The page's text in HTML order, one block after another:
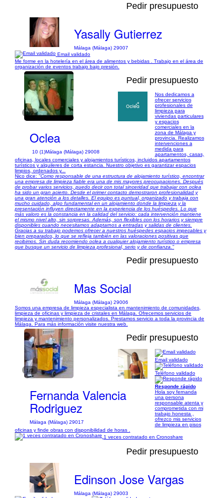
Pedir presupuesto
Yasally Gutierrez
Málaga (Málaga) 29007
Email validado
Me forme en la hotelería en el área de alimentos y bebidas . Trabajo en el área de
organización de eventos trabajo bajo presión.
1/9
Pedir presupuesto
Oclea
10 (1)Málaga (Málaga) 29008
Nos dedicamos a
ofrecer servicios
profesionales de
limpieza para
viviendas particulares
y espacios
comerciales en la
zona de Málaga y
provincia. Realizamos
intervenciones a
medida para
apartamentos, casas,
oficinas, locales comerciales y alojamientos turísticos, incluidos apartamentos
turísticos y alquileres de corta estancia. Nuestro objetivo es garantizar espacios
limpios, ordenados y...
Nico dice: "Como responsable de una estructura de alojamiento turístico, encontrar
una empresa de limpieza fiable era una de mis mayores preocupaciones. Después
de probar varios servicios, puedo decir con total sinceridad que trabajar con oclea
ha sido un gran acierto. Desde el primer contacto demostraron profesionalidad y
una gran atención a los detalles. El equipo es puntual, organizado y trabaja con
mucho cuidado, algo fundamental en un alojamiento donde la limpieza y la
presentación influyen directamente en la experiencia de los huéspedes. Lo que
más valoro es la constancia en la calidad del servicio: cada intervención mantiene
el mismo nivel alto, sin sorpresas. Además, son flexibles con los horarios y siempre
disponibles cuando necesitamos adaptarnos a entradas y salidas de clientes.
Gracias a su trabajo podemos ofrecer a nuestros huéspedes espacios impecables y
bien preparados, lo que se refleja también en las valoraciones positivas que
recibimos. Sin duda recomiendo oclea a cualquier alojamiento turístico o empresa
que busque un servicio de limpieza profesional, serio y de confianza."
Pedir presupuesto
Mas Social
Málaga (Málaga) 29006
Somos una empresa de limpieza especialista en mantenimiento de comunidades,
limpieza de oficinas y limpieza de cristales en Málaga. Ofrecemos servicios de
limpieza y mantenimiento personalizados. Prestamos servicio a toda la provincia de
Málaga. Para más información visite nuestra web.
1/3
Pedir presupuesto
Fernanda Valencia
Rodriguez
Málaga (Málaga) 29017
Email validado
Teléfono validado
Responde rápido
Hola soy fernanda
una persona
responsable atenta y
comprometida con mi
trabajo honesta ,
ofrezco mis servicios
de limpieza en pisos
oficinas y finde obras con disponibilidad de horas .
1 veces contratado en Cronoshare
Pedir presupuesto
Edinson Jose Vargas
Málaga (Málaga) 29003